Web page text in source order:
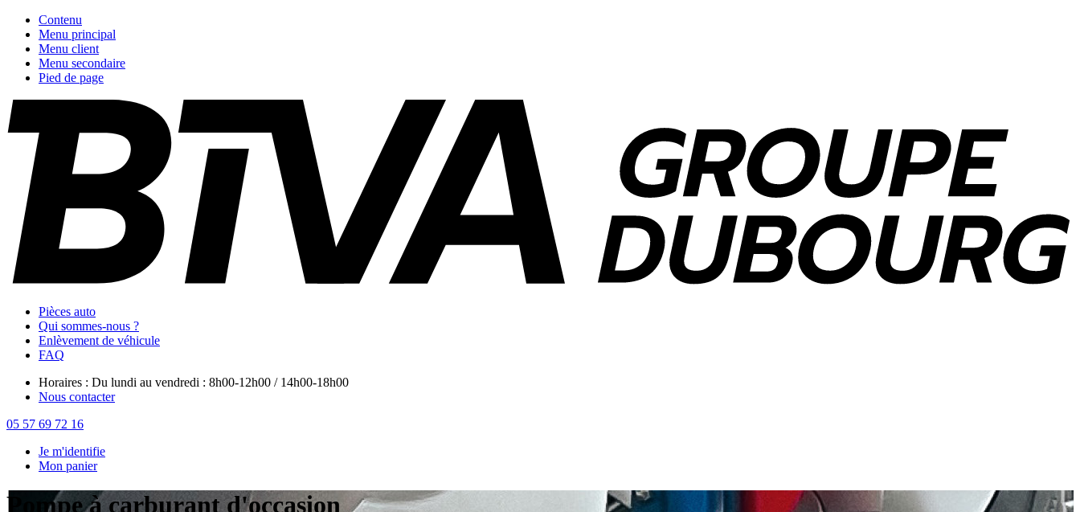
Contenu
Menu principal
Menu client
Menu secondaire
Pied de page
Pièces auto
Qui sommes-nous ?
Enlèvement de véhicule
FAQ
Horaires : Du lundi au vendredi : 8h00-12h00 / 14h00-18h00
Nous contacter
05 57 69 72 16
Je m'identifie
Mon panier
Pompe à carburant d'occasion